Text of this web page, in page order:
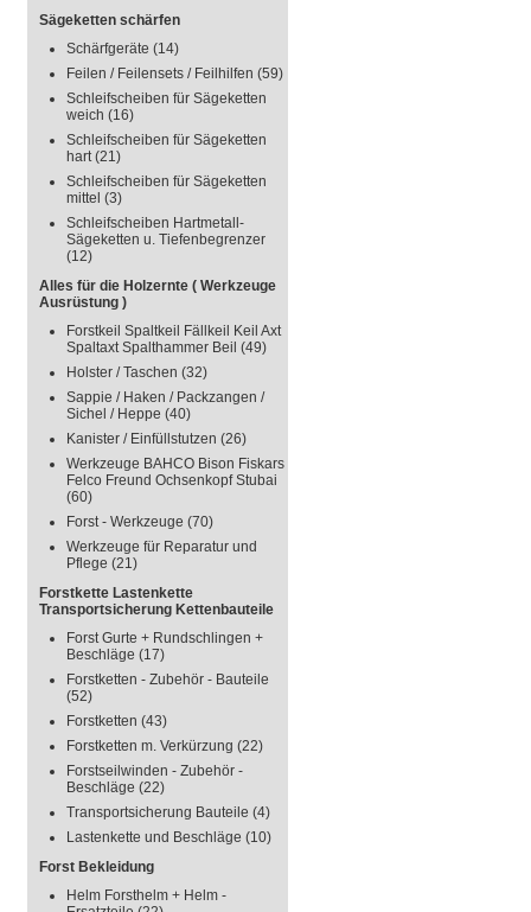
Sägeketten schärfen
Schärfgeräte (14)
Feilen / Feilensets / Feilhilfen (59)
Schleifscheiben für Sägeketten
weich (16)
Schleifscheiben für Sägeketten
hart(21)
Schleifscheiben für Sägeketten
mittel (3)
Schleifscheiben Hartmetall-
Sägeketten u. Tiefenbegrenzer
(12)
Alles für die Holzernte ( Werkzeuge
Ausrüstung )
Forstkeil Spaltkeil Fällkeil Keil Axt
Spaltaxt Spalthammer Beil (49)
Holster / Taschen (32)
Sappie / Haken / Packzangen /
Sichel / Heppe (40)
Kanister / Einfüllstutzen (26)
Werkzeuge BAHCO Bison Fiskars
Felco Freund Ochsenkopf Stubai
(60)
Forst - Werkzeuge (70)
Werkzeuge für Reparatur und
Pflege (21)
Forstkette Lastenkette
Transportsicherung Kettenbauteile
Forst Gurte + Rundschlingen +
Beschläge (17)
Forstketten - Zubehör - Bauteile
(52)
Forstketten (43)
Forstketten m. Verkürzung (22)
Forstseilwinden - Zubehör -
Beschläge (22)
Transportsicherung Bauteile (4)
Lastenkette und Beschläge (10)
Forst Bekleidung
Helm Forsthelm + Helm -